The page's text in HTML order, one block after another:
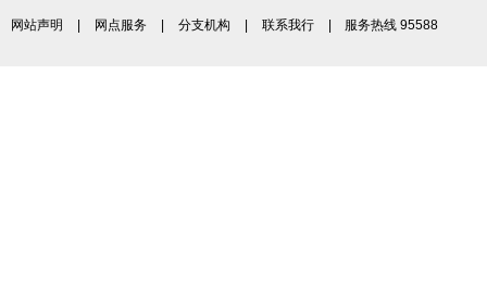
网站声明 网点服务 分支机构 联系我行 | 服务热线 95588